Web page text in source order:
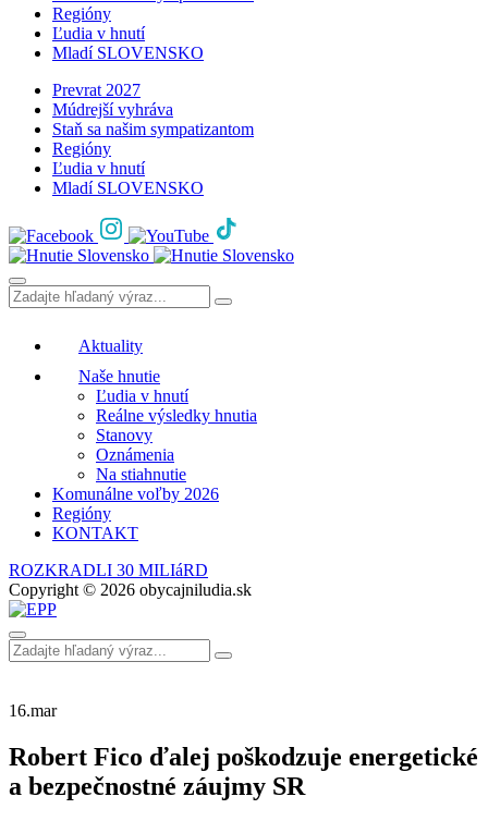
Regióny
Ľudia v hnutí
Mladí SLOVENSKO
Prevrat 2027
Múdrejší vyhráva
Staň sa našim sympatizantom
Regióny
Ľudia v hnutí
Mladí SLOVENSKO
Aktuality
Naše hnutie
Ľudia v hnutí
Reálne výsledky hnutia
Stanovy
Oznámenia
Na stiahnutie
Komunálne voľby 2026
Regióny
KONTAKT
ROZKRADLI 30 MILIáRD
Copyright © 2026 obycajniludia.sk
16.mar
Robert Fico ďalej poškodzuje energetické
a bezpečnostné záujmy SR